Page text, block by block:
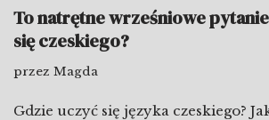
To natrętne wrześniowe
się czeskiego?
przez Magda
Gdzie uczyć się języka czeskiego?